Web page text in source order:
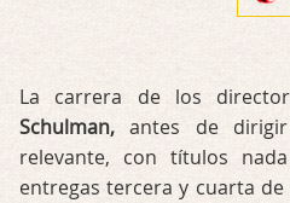
La carrera de los
Schulman, antes de dirigir
relevante, con títulos
entregas tercera y cuarta